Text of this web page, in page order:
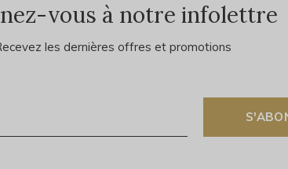
vous à notre infolettre
les dernières offres et promotions